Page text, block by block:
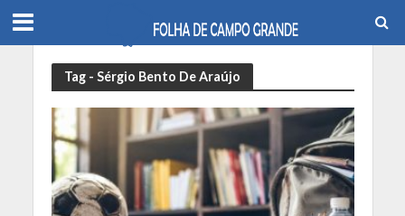
Tag - Sérgio Bento De Araújo